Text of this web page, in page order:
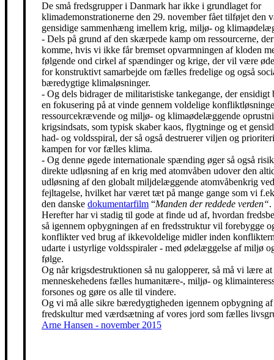
De små fredsgrupper i Danmark har ikke i grundlaget for
klimademonstrationerne den 29. november fået tilføjet den
gensidige sammenhæng imellem krig, miljø- og
- Dels på grund af den skærpede kamp om ressourcerne,
komme, hvis vi ikke får bremset opvarmningen af kloden
følgende ond cirkel af spændinger og krige, der vil være
for konstruktivt samarbejde om fælles fredelige og også
bæredygtige klimaløsninger.
- Og dels bidrager de militaristiske tankegange, der ensidigt
en fokusering på at vinde gennem voldelige
ressourcekrævende og miljø- og klimaødelæggende
krigsindsats, som typisk skaber kaos, flygtninge og et
had- og voldsspiral, der så også destruerer viljen og
kampen for vor fælles klima.
- Og denne øgede internationale spænding øger så også
direkte udløsning af en krig med atomvåben udover den
udløsning af den globalt miljdelæggende atomvåbenkrig
fejltagelse, hvilket har været tæt på mange gange som vi
den danske dokumentarfilm “Manden der reddede verden“.
Herefter har vi stadig til gode at finde ud af, hvordan
så igennem opbygningen af en fredsstruktur vil forebygge
konflikter ved brug af ikkevoldelige midler inden
udarte i ustyrlige voldsspiraler - med ødelæggelse af miljø
følge.
Og når krigsdestruktionen så nu galopperer, så må vi lære
menneskehedens fælles humanitære-, miljø- og
forsones og gøre os alle til vindere.
Og vi må alle sikre bæredygtigheden igennem opbygning af
fredskultur med værdsætning af vores jord som fælles
Arne Hansen - november 2015